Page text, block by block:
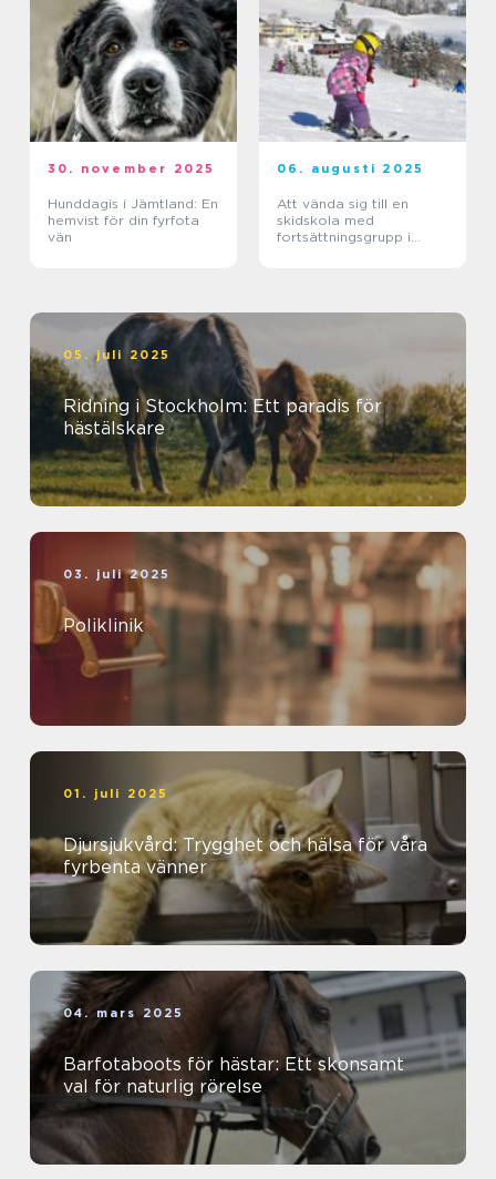
30. november 2025
Hunddagis i Jämtland: En
hemvist för din fyrfota
vän
06. augusti 2025
Att vända sig till en
skidskola med
fortsättningsgrupp i
05. juli 2025
Ridning i Stockholm: Ett paradis för
hästälskare
03. juli 2025
Poliklinik
01. juli 2025
Djursjukvård: Trygghet och hälsa för våra
fyrbenta vänner
04. mars 2025
Barfotaboots för hästar: Ett skonsamt
val för naturlig rörelse